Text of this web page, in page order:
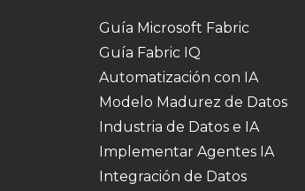
Guía Microsoft Fabric
Guía Fabric IQ
Automatización con IA
Modelo Madurez de Datos
Industria de Datos e IA
Implementar Agentes IA
Integración de Datos